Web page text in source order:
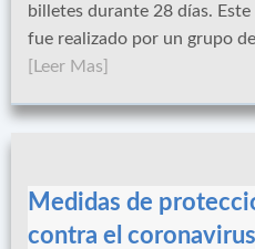
billetes durante 28 días.
fue realizado por un grupo
[Leer Mas]
Medidas de
contra el